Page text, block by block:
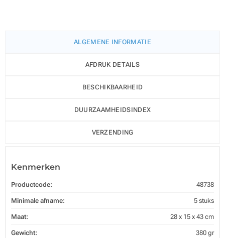
ALGEMENE INFORMATIE
AFDRUK DETAILS
BESCHIKBAARHEID
DUURZAAMHEIDSINDEX
VERZENDING
Kenmerken
Productcode: 48738
Minimale afname: 5 stuks
Maat: 28 x 15 x 43 cm
Gewicht: 380 gr